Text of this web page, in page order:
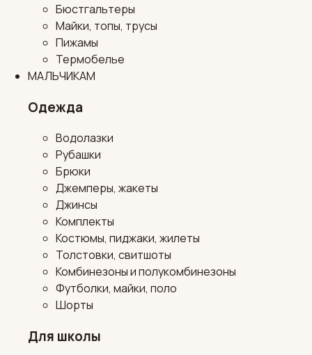
Бюстгальтеры
Майки, топы, трусы
Пижамы
Термобелье
МАЛЬЧИКАМ
Одежда
Водолазки
Рубашки
Брюки
Джемперы, жакеты
Джинсы
Комплекты
Костюмы, пиджаки, жилеты
Толстовки, свитшоты
Комбинезоны и полукомбинезоны
Футболки, майки, поло
Шорты
Для школы